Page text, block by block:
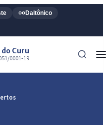
Daltônico
Curu
0001-19